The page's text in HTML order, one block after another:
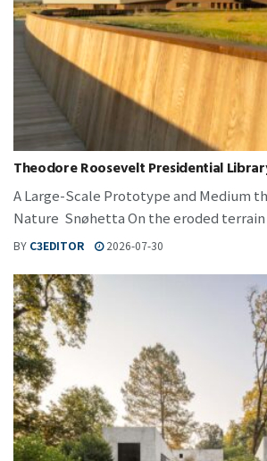
Theodore Roosevelt Presidential
A Large-Scale Prototype and Medium
Nature Snøhetta On the eroded terrain
BY C3EDITOR 2026-07-30